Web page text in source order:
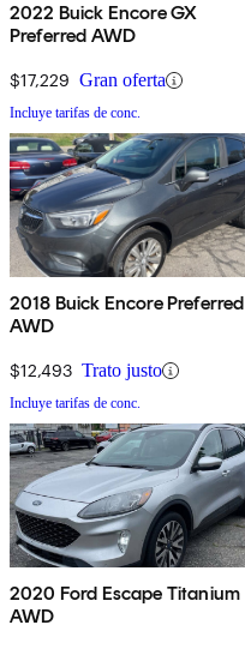
2022 Buick Encore GX
Preferred AWD
$17,229 Gran oferta
Incluye tarifas de conc.
2018 Buick Encore Preferred
AWD
$12,493 Trato justo
Incluye tarifas de conc.
2020 Ford Escape Titanium
AWD